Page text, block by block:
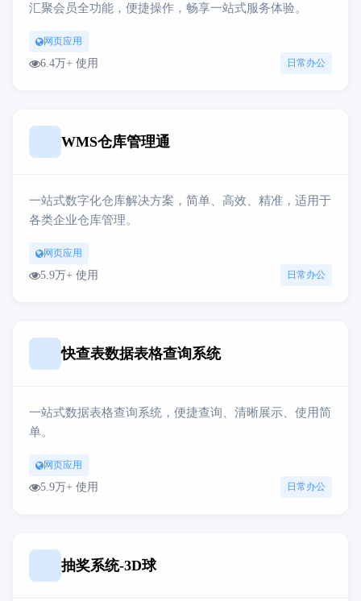
汇聚会员全功能，便捷操作，畅享一站式服务体验。
网页应用
6.4万+ 使用 日常办公
WMS仓库管理通
一站式数字化仓库解决方案，简单、高效、精准，适用于
各类企业仓库管理。
网页应用
5.9万+ 使用 日常办公
快查表数据表格查询系统
一站式数据表格查询系统，便捷查询、清晰展示、使用简
单。
网页应用
5.9万+ 使用 日常办公
抽奖系统-3D球